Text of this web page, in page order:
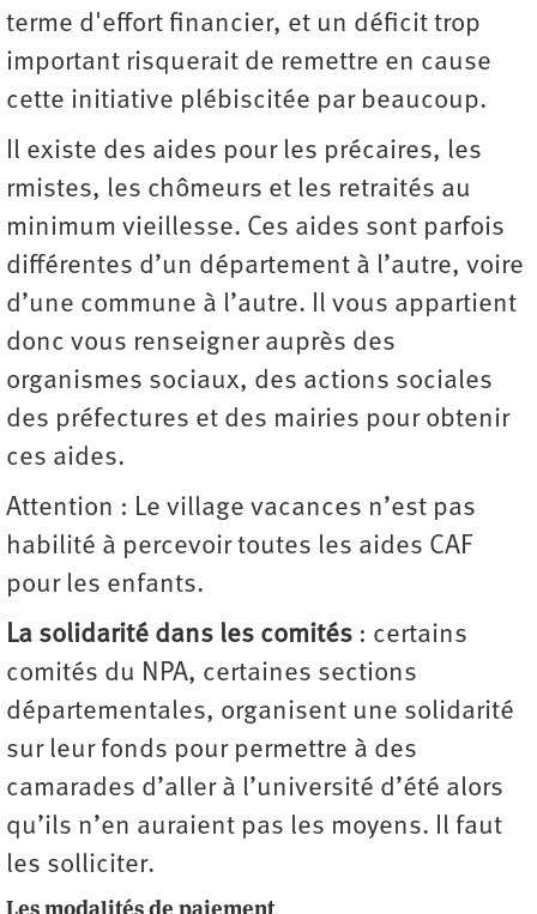
terme d'effort financier, et un déficit trop
important risquerait de remettre en cause
cette initiative plébiscitée par beaucoup.
Il existe des aides pour les précaires, les
rmistes, les chômeurs et les retraités au
minimum vieillesse. Ces aides sont parfois
différentes d’un département à l’autre, voire
d’une commune à l’autre. Il vous appartient
donc vous renseigner auprès des
organismes sociaux, des actions sociales
des préfectures et des mairies pour obtenir
ces aides.
Attention : Le village vacances n’est pas
habilité à percevoir toutes les aides CAF
pour les enfants.
La solidarité dans les comités : certains
comités du NPA, certaines sections
départementales, organisent une solidarité
sur leur fonds pour permettre à des
camarades d’aller à l’université d’été alors
qu’ils n’en auraient pas les moyens. Il faut
les solliciter.